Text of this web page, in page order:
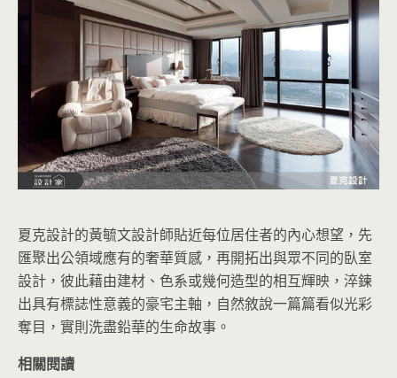
夏克設計的黃毓文設計師貼近每位居住者的內心想望，先
匯聚出公領域應有的奢華質感，再開拓出與眾不同的臥室
設計，彼此藉由建材、色系或幾何造型的相互輝映，淬鍊
出具有標誌性意義的豪宅主軸，自然敘說一篇篇看似光彩
奪目，實則洗盡鉛華的生命故事。
相關閱讀